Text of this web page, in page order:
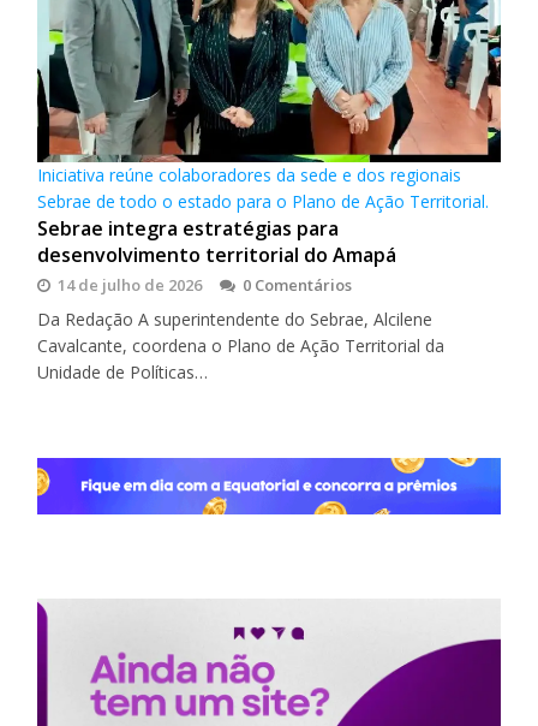
Iniciativa reúne colaboradores da sede e dos regionais
Sebrae de todo o estado para o Plano de Ação Territorial.
Sebrae integra estratégias para
desenvolvimento territorial do Amapá
14 de julho de 2026 0 Comentários
Da Redação A superintendente do Sebrae, Alcilene
Cavalcante, coordena o Plano de Ação Territorial da
Unidade de Políticas…